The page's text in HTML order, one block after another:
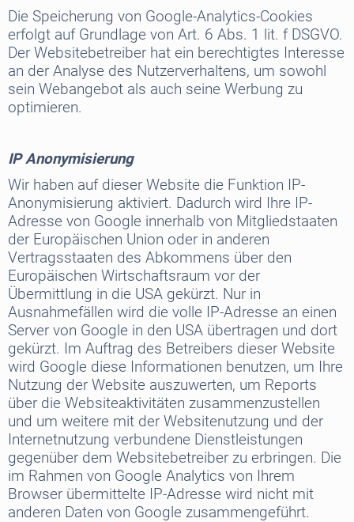
Die Speicherung von Google-Analytics-Cookies
erfolgt auf Grundlage von Art. 6 Abs. 1 lit. f DSGVO.
Der Websitebetreiber hat ein berechtigtes Interesse
an der Analyse des Nutzerverhaltens, um sowohl
sein Webangebot als auch seine Werbung zu
optimieren.
IP Anonymisierung
Wir haben auf dieser Website die Funktion IP-
Anonymisierung aktiviert. Dadurch wird Ihre IP-
Adresse von Google innerhalb von Mitgliedstaaten
der Europäischen Union oder in anderen
Vertragsstaaten des Abkommens über den
Europäischen Wirtschaftsraum vor der
Übermittlung in die USA gekürzt. Nur in
Ausnahmefällen wird die volle IP-Adresse an einen
Server von Google in den USA übertragen und dort
gekürzt. Im Auftrag des Betreibers dieser Website
wird Google diese Informationen benutzen, um Ihre
Nutzung der Website auszuwerten, um Reports
über die Websiteaktivitäten zusammenzustellen
und um weitere mit der Websitenutzung und der
Internetnutzung verbundene Dienstleistungen
gegenüber dem Websitebetreiber zu erbringen. Die
im Rahmen von Google Analytics von Ihrem
Browser übermittelte IP-Adresse wird nicht mit
anderen Daten von Google zusammengeführt.